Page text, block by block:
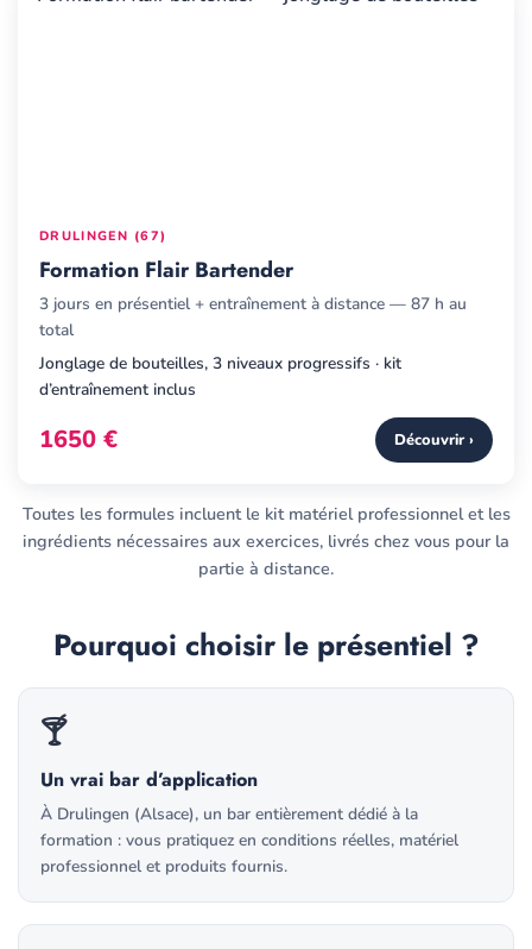
DRULINGEN (67)
Formation Flair Bartender
3 jours en présentiel + entraînement à distance — 87 h au
total
Jonglage de bouteilles, 3 niveaux progressifs · kit
d’entraînement inclus
1650 € Découvrir ›
Toutes les formules incluent le kit matériel professionnel et les
ingrédients nécessaires aux exercices, livrés chez vous pour la
partie à distance.
Pourquoi choisir le présentiel ?
🍸
Un vrai bar d’application
À Drulingen (Alsace), un bar entièrement dédié à la
formation : vous pratiquez en conditions réelles, matériel
professionnel et produits fournis.